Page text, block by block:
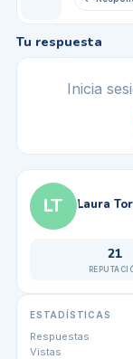
Tu respuesta
Inicia
LT Laura
21
ESTADÍSTICAS
Respuestas
Vistas